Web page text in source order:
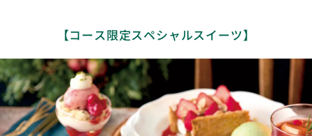
【コース限定スペシャルスイーツ】